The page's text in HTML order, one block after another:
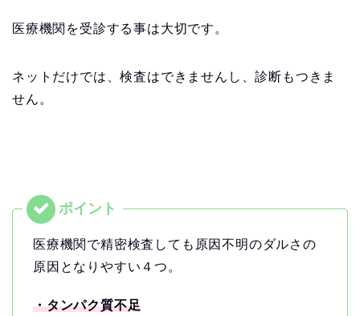
医療機関を受診する事は大切です。
ネットだけでは、検査はできませんし、診断もつきま
せん。
医療機関で精密検査しても原因不明のダルさの
原因となりやすい４つ。
・タンパク質不足